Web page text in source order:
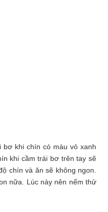
bơ khi chín có màu vỏ xanh
khi cầm trái bơ trên tay sẽ
chín và ăn sẽ không ngon.
nữa. Lúc này nên nếm thử